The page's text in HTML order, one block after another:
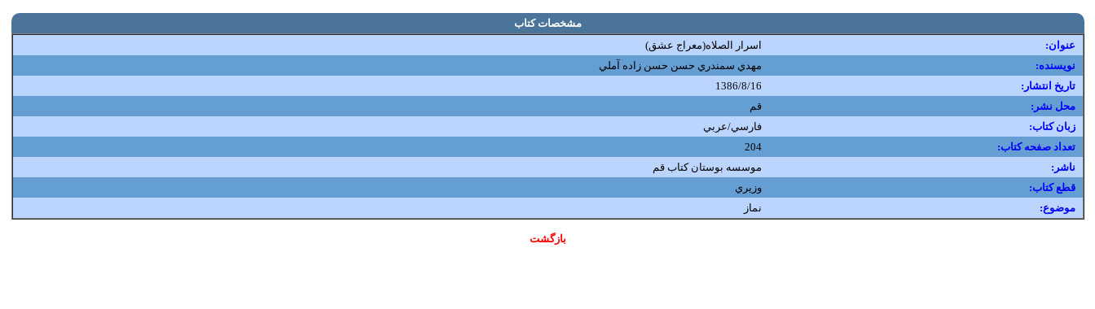
مشخصات کتاب
اسرار الصلاه(معراج عشق)
مهدي سمندري حسن حسن زاده آملي
:تاریخ انتشار
1386/8/16
:محل نشر
قم
:زبان کتاب
فارسي/عربي
:تعداد صفحه کتاب
204
موسسه ‌بوستان‌ كتاب ‌قم
:قطع کتاب
وزيري
:موضوع
نماز
بازگشت